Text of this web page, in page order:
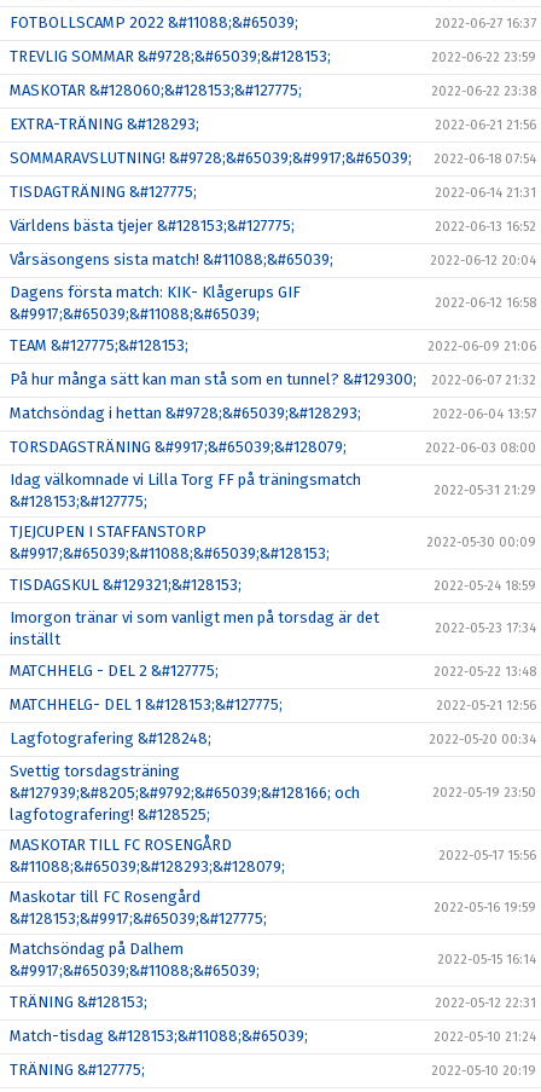
FOTBOLLSCAMP 2022 &#11088;&#65039; 2022-06-27 16:37
TREVLIG SOMMAR &#9728;&#65039;&#128153; 2022-06-22 23:59
MASKOTAR &#128060;&#128153;&#127775; 2022-06-22 23:38
EXTRA-TRÄNING &#128293; 2022-06-21 21:56
SOMMARAVSLUTNING! &#9728;&#65039;&#9917;&#65039; 2022-06-18 07:54
TISDAGTRÄNING &#127775; 2022-06-14 21:31
Världens bästa tjejer &#128153;&#127775; 2022-06-13 16:52
Vårsäsongens sista match! &#11088;&#65039; 2022-06-12 20:04
Dagens första match: KIK- Klågerups GIF
&#9917;&#65039;&#11088;&#65039;
2022-06-12 16:58
TEAM &#127775;&#128153; 2022-06-09 21:06
På hur många sätt kan man stå som en tunnel? &#129300; 2022-06-07 21:32
Matchsöndag i hettan &#9728;&#65039;&#128293; 2022-06-04 13:57
TORSDAGSTRÄNING &#9917;&#65039;&#128079; 2022-06-03 08:00
Idag välkomnade vi Lilla Torg FF på träningsmatch
&#128153;&#127775;
2022-05-31 21:29
TJEJCUPEN I STAFFANSTORP
&#9917;&#65039;&#11088;&#65039;&#128153;
2022-05-30 00:09
TISDAGSKUL &#129321;&#128153; 2022-05-24 18:59
Imorgon tränar vi som vanligt men på torsdag är det
inställt
2022-05-23 17:34
MATCHHELG - DEL 2 &#127775; 2022-05-22 13:48
MATCHHELG- DEL 1 &#128153;&#127775; 2022-05-21 12:56
Lagfotografering &#128248; 2022-05-20 00:34
Svettig torsdagsträning
&#127939;&#8205;&#9792;&#65039;&#128166; och
lagfotografering! &#128525;
2022-05-19 23:50
MASKOTAR TILL FC ROSENGÅRD
&#11088;&#65039;&#128293;&#128079;
2022-05-17 15:56
Maskotar till FC Rosengård
&#128153;&#9917;&#65039;&#127775;
2022-05-16 19:59
Matchsöndag på Dalhem
&#9917;&#65039;&#11088;&#65039;
2022-05-15 16:14
TRÄNING &#128153; 2022-05-12 22:31
Match-tisdag &#128153;&#11088;&#65039; 2022-05-10 21:24
TRÄNING &#127775; 2022-05-10 20:19